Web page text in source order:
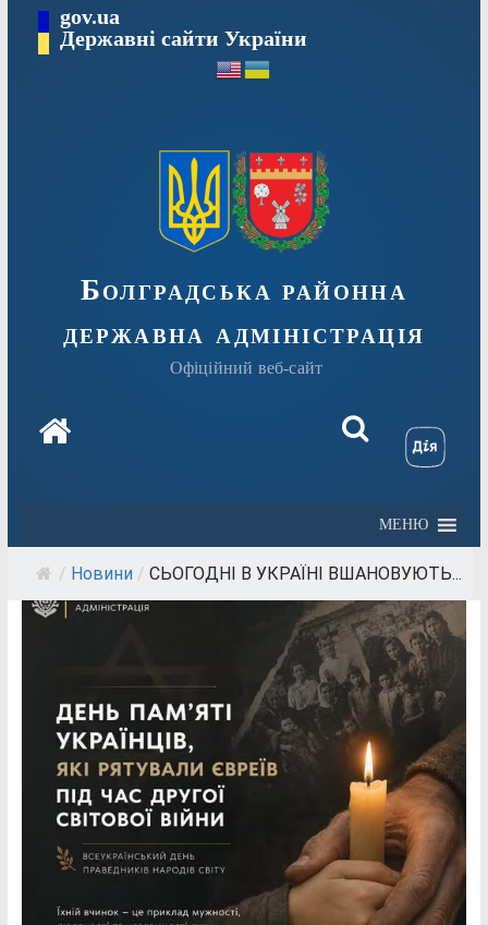
Перейтиgov.ua
Державні сайти України
Болградська районна
державна адміністрація
Офіційний веб-сайт
МЕНЮ
/ Новини / СЬОГОДНІ В УКРАЇНІ ВШАНОВУЮТЬ...